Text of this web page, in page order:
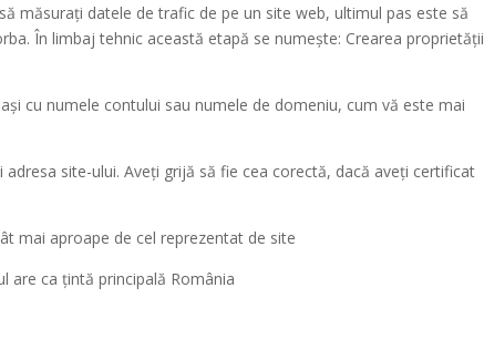
măsurați datele de trafic de pe un site web, ultimul pas este să
În limbaj tehnic această etapă se numește: Crearea proprietății
cu numele contului sau numele de domeniu, cum vă este mai
adresa site-ului. Aveți grijă să fie cea corectă, dacă aveți certificat
mai aproape de cel reprezentat de site
are ca țintă principală România